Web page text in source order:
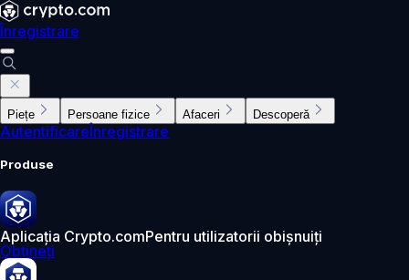
Înregistrare
Piețe Persoane fizice Afaceri Descoperă
AutentificareÎnregistrare
Produse
Aplicația Crypto.comPentru utilizatorii obișnuiți
Obțineți